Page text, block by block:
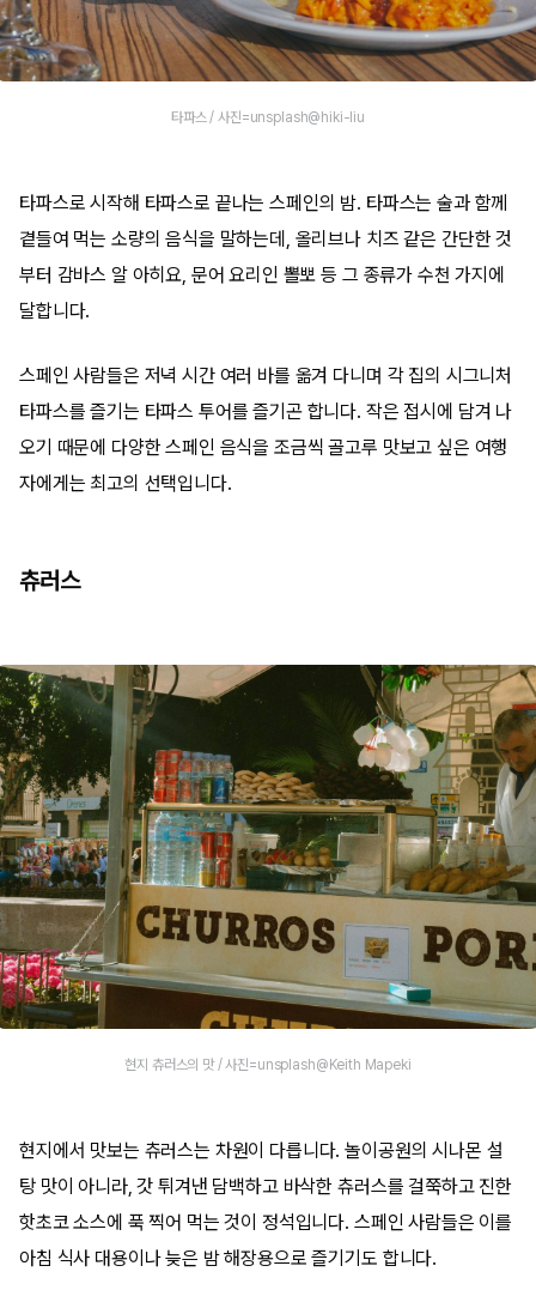
타파스 / 사진=unsplash@hiki-liu
타파스로 시작해 타파스로 끝나는 스페인의 밤. 타파스는 술과 함께
곁들여 먹는 소량의 음식을 말하는데, 올리브나 치즈 같은 간단한 것
부터 감바스 알 아히요, 문어 요리인 뽈뽀 등 그 종류가 수천 가지에
달합니다.
스페인 사람들은 저녁 시간 여러 바를 옮겨 다니며 각 집의 시그니처
타파스를 즐기는 타파스 투어를 즐기곤 합니다. 작은 접시에 담겨 나
오기 때문에 다양한 스페인 음식을 조금씩 골고루 맛보고 싶은 여행
자에게는 최고의 선택입니다.
츄러스
현지 츄러스의 맛 / 사진=unsplash@Keith Mapeki
현지에서 맛보는 츄러스는 차원이 다릅니다. 놀이공원의 시나몬 설
탕 맛이 아니라, 갓 튀겨낸 담백하고 바삭한 츄러스를 걸쭉하고 진한
핫초코 소스에 푹 찍어 먹는 것이 정석입니다. 스페인 사람들은 이를
아침 식사 대용이나 늦은 밤 해장용으로 즐기기도 합니다.